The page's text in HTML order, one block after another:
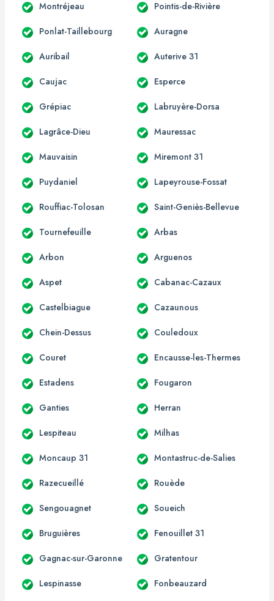
Montréjeau Pointis-de-Rivière
Ponlat-Taillebourg Auragne
Auribail Auterive 31
Caujac Esperce
Grépiac Labruyère-Dorsa
Lagrâce-Dieu Mauressac
Mauvaisin Miremont 31
Puydaniel Lapeyrouse-Fossat
Rouffiac-Tolosan Saint-Geniès-Bellevue
Tournefeuille Arbas
Arbon Arguenos
Aspet Cabanac-Cazaux
Castelbiague Cazaunous
Chein-Dessus Couledoux
Couret Encausse-les-Thermes
Estadens Fougaron
Ganties Herran
Lespiteau Milhas
Moncaup 31 Montastruc-de-Salies
Razecueillé Rouède
Sengouagnet Soueich
Bruguières Fenouillet 31
Gagnac-sur-Garonne Gratentour
Lespinasse Fonbeauzard